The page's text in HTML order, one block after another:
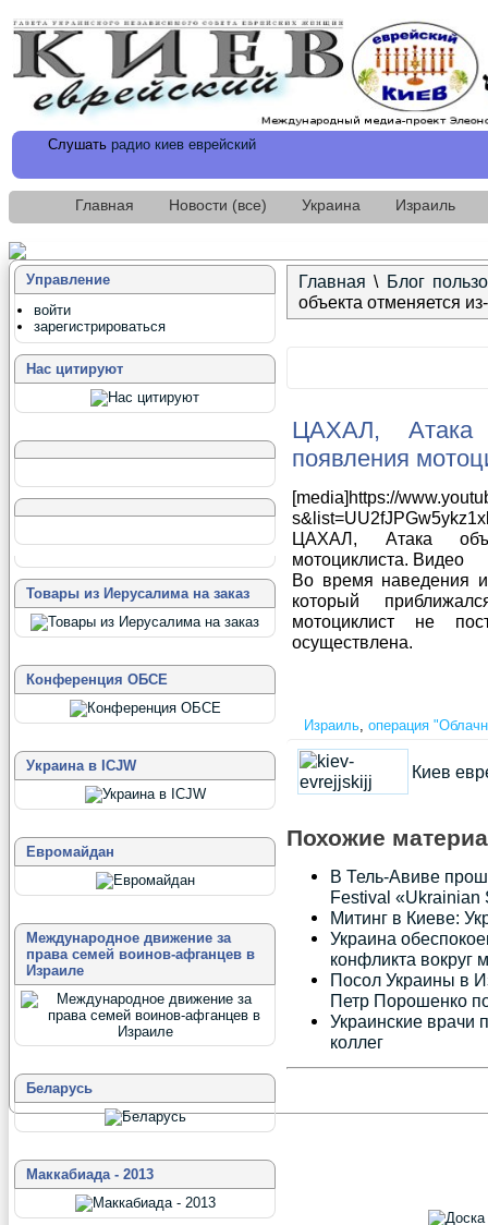
Слушать радио киев еврейский
Главная Новости (все) Украина Израиль
Главная \ Блог
объекта отменяется
ЦАХАЛ, Атака
появления
[media]https://
ЦАХАЛ, Атака
мотоциклиста. Видео
Во время наведения и
который
мотоциклист не
осуществлена.
Израиль, операция
Киев
Похожие
В Тель-Авиве
Festival «Ukrainian
Митинг в Киеве:
Украина
конфликта вокруг
Посол Украины в
Петр Порошенко
Украинские врачи
коллег
Управление
войти
зарегистрироваться
Нас цитируют
Товары из Иерусалима на заказ
Конференция ОБСЕ
Украина в ICJW
Евромайдан
Международное движение за
права семей воинов-афганцев в
Израиле
Беларусь
Маккабиада - 2013